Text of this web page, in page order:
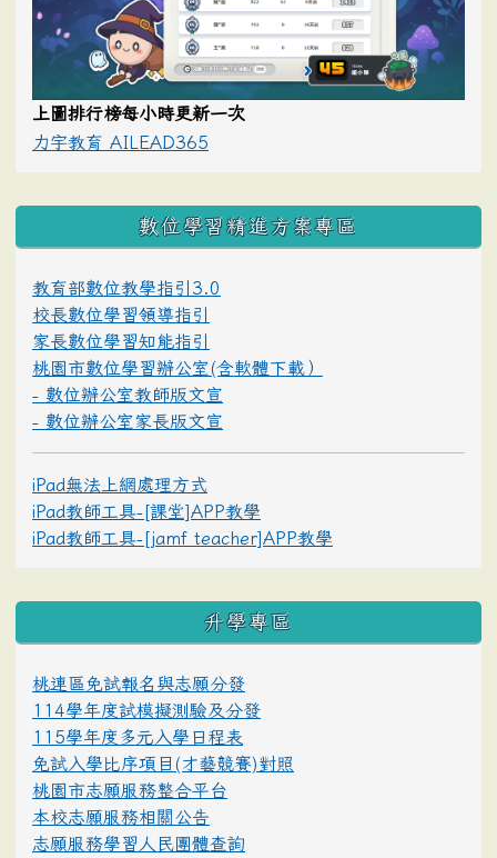
上圖排行榜每小時更新一次
力宇教育 AILEAD365
數位學習精進方案專區
教育部數位教學指引3.0
校長數位學習領導指引
家長數位學習知能指引
桃園市數位學習辦公室(含軟體下載）
- 數位辦公室教師版文宣
- 數位辦公室家長版文宣
iPad無法上網處理方式
iPad教師工具-[課堂]APP教學
iPad教師工具-[jamf teacher]APP教學
升學專區
桃連區免試報名與志願分發
114學年度試模擬測驗及分發
115學年度多元入學日程表
免試入學比序項目(才藝競賽)對照
桃園市志願服務整合平台
本校志願服務相關公告
志願服務學習人民團體查詢